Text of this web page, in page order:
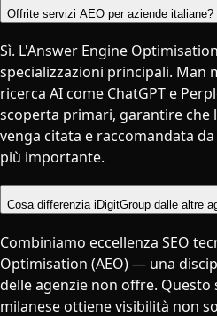
Offrite servizi AEO per aziende italiane?
Sì. L'Answer Engine
specializzazioni principali. Man
ricerca AI come ChatGPT e
scoperta primari, garantire che
venga citata e raccomandata
più importante.
Cosa differenzia iDigitGroup dalle altre
Combiniamo eccellenza SEO
Optimisation (AEO) — una
delle agenzie non offre. Questo
milanese ottiene visibilità non